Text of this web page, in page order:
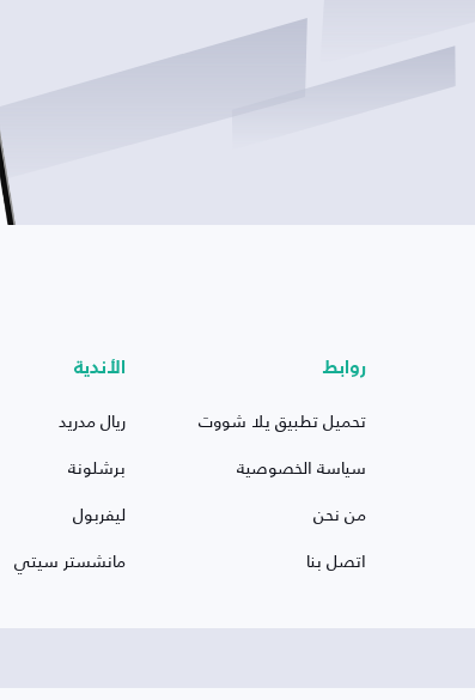
روابط
تحميل تطبيق يلا شووت
سياسة الخصوصية
من نحن
اتصل بنا
الأندية
ريال مدريد
برشلونة
ليفربول
مانشستر سيتي